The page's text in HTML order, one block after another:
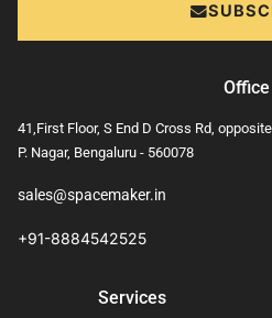
Office
41,First Floor, S End D Cross Rd,
P. Nagar, Bengaluru - 560078
sales@spacemaker.in
+91-8884542525
Services